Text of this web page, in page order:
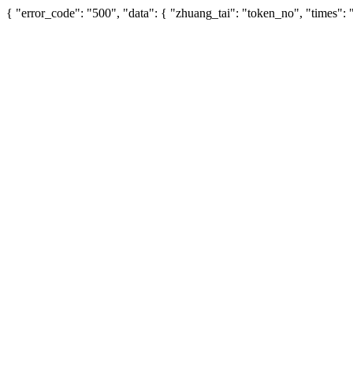
{ "error_code": "500", "data": { "zhuang_tai": "token_no", "times":